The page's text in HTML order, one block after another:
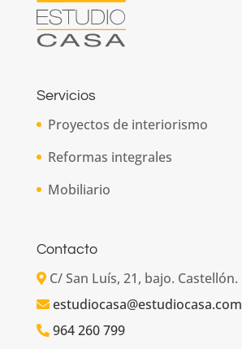
Servicios
Proyectos de interiorismo
Reformas integrales
Mobiliario
Contacto
C/ San Luís, 21, bajo. Castellón.
estudiocasa@estudiocasa.com
964 260 799